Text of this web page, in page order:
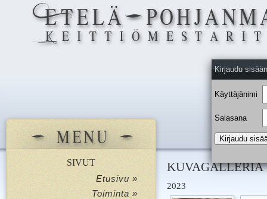
SIVUT
Etusivu »
Toiminta »
Kirjaudu sisään
Käyttäjänimi
Salasana
KUVAGALLERIA
2023